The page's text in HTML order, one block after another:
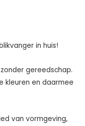
in huis!
gereedschap.
kleuren en daarmee
van vormgeving,